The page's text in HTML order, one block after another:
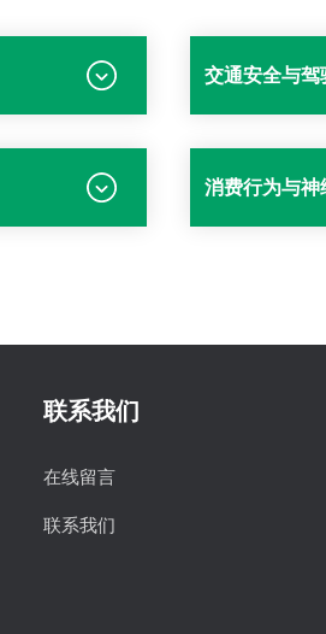
交通安全与驾
消费行为与神
联系我们
在线留言
联系我们